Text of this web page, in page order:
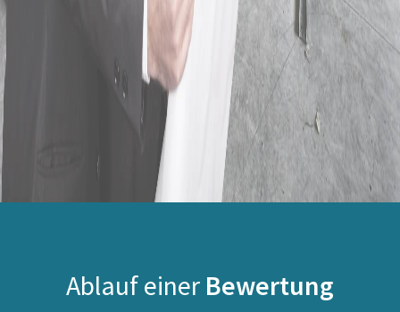
Ablauf einer Bewertung